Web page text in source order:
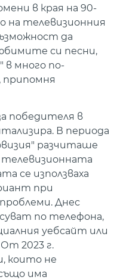
в края на 90-
на телевизионния
да
си песни,
в много по-
победителя в
В периода
разчиташе
се използваха
при
Днес
по телефона,
уебсайт или
2023 г.
които не
има